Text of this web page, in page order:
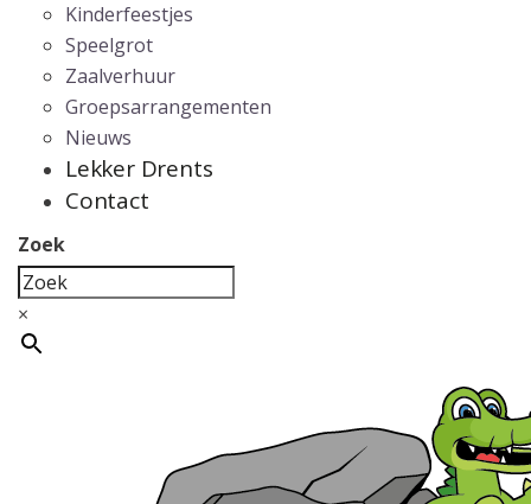
Kinderfeestjes
Speelgrot
Zaalverhuur
Groepsarrangementen
Nieuws
Lekker Drents
Contact
Zoek
×